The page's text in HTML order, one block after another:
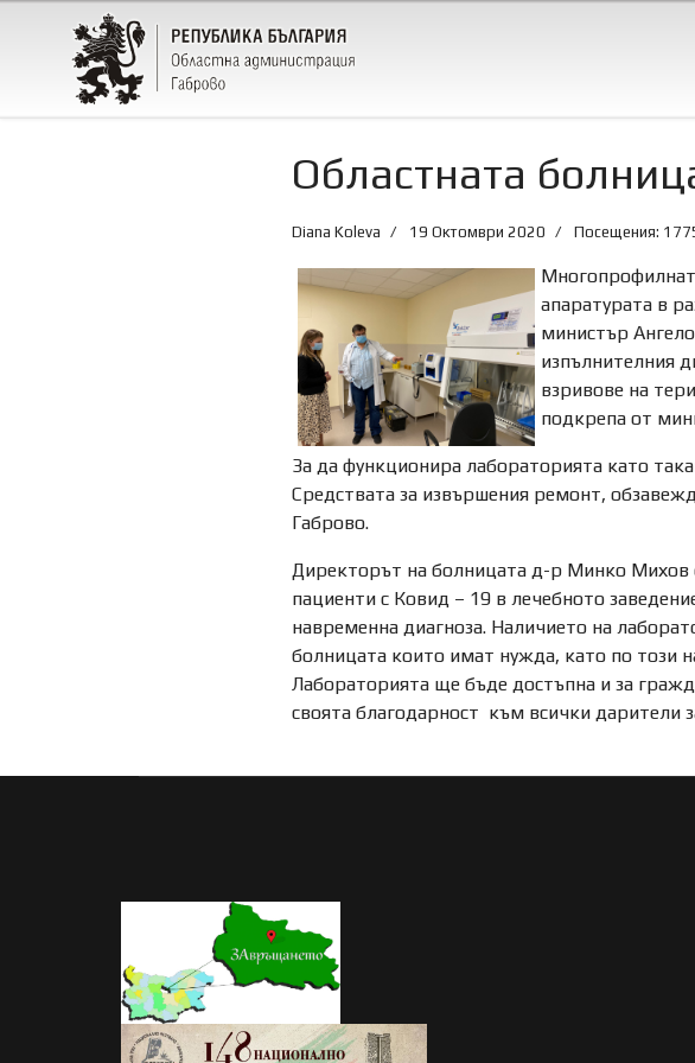
Областната
Diana Koleva 19 Октомври 2020 Посещения:
апаратурата в
министър
изпълнителния
взривове на
подкрепа от
За да функционира лабораторията като
Средствата за извършения ремонт,
Габрово.
Директорът на болницата д-р Минко Михов
пациенти с Ковид – 19 в лечебното
навременна диагноза. Наличието на
болницата които имат нужда, като по този
Лабораторията ще бъде достъпна и за
своята благодарност към всички дарители